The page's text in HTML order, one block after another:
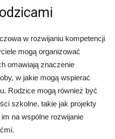
w rozwijaniu kompetencji
mogą organizować
omawiają znaczenie
w jakie mogą wspierać
Rodzice mogą również być
szkolne, takie jak projekty
na wspólne rozwijanie